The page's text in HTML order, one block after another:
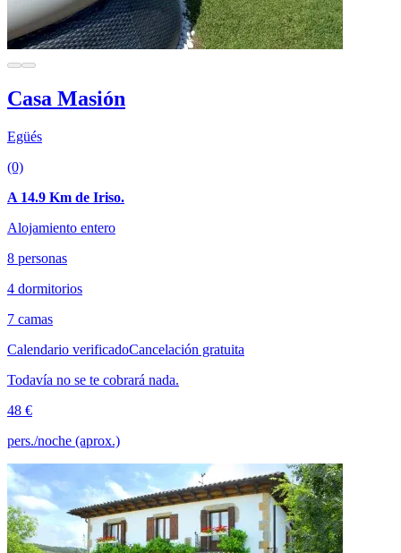
Casa Masión
Egüés
(0)
A 14.9 Km de Iriso.
Alojamiento entero
8 personas
4 dormitorios
7 camas
Calendario verificadoCancelación gratuita
Todavía no se te cobrará nada.
48 €
pers./noche (aprox.)